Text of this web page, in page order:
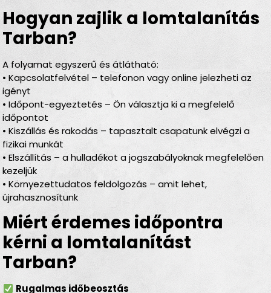
Hogyan zajlik a lomtalanítás
Tarban?
A folyamat egyszerű és átlátható:
• Kapcsolatfelvétel – telefonon vagy online jelezheti az
igényt
• Időpont-egyeztetés – Ön választja ki a megfelelő
időpontot
• Kiszállás és rakodás – tapasztalt csapatunk elvégzi a
fizikai munkát
• Elszállítás – a hulladékot a jogszabályoknak megfelelően
kezeljük
• Környezettudatos feldolgozás – amit lehet,
újrahasznosítunk
Miért érdemes időpontra
kérni a lomtalanítást
Tarban?
Rugalmas időbeosztás